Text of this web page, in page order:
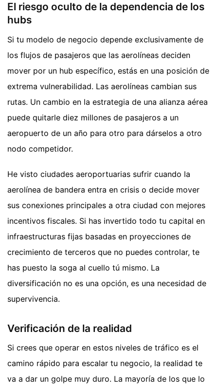
El riesgo oculto de la dependencia de los
hubs
Si tu modelo de negocio depende exclusivamente de
los flujos de pasajeros que las aerolíneas deciden
mover por un hub específico, estás en una posición de
extrema vulnerabilidad. Las aerolíneas cambian sus
rutas. Un cambio en la estrategia de una alianza aérea
puede quitarle diez millones de pasajeros a un
aeropuerto de un año para otro para dárselos a otro
nodo competidor.
He visto ciudades aeroportuarias sufrir cuando la
aerolínea de bandera entra en crisis o decide mover
sus conexiones principales a otra ciudad con mejores
incentivos fiscales. Si has invertido todo tu capital en
infraestructuras fijas basadas en proyecciones de
crecimiento de terceros que no puedes controlar, te
has puesto la soga al cuello tú mismo. La
diversificación no es una opción, es una necesidad de
supervivencia.
Verificación de la realidad
Si crees que operar en estos niveles de tráfico es el
camino rápido para escalar tu negocio, la realidad te
va a dar un golpe muy duro. La mayoría de los que lo